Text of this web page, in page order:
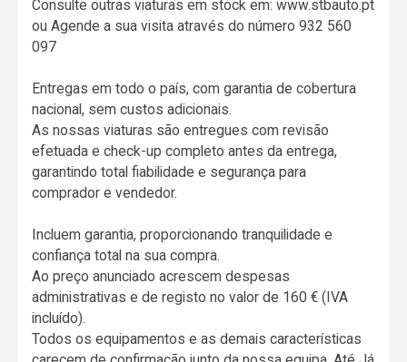
Consulte outras viaturas em stock em: www.stbauto.pt
ou Agende a sua visita através do número 932 560
097
Entregas em todo o país, com garantia de cobertura
nacional, sem custos adicionais.
As nossas viaturas são entregues com revisão
efetuada e check-up completo antes da entrega,
garantindo total fiabilidade e segurança para
comprador e vendedor.
Incluem garantia, proporcionando tranquilidade e
confiança total na sua compra.
Ao preço anunciado acrescem despesas
administrativas e de registo no valor de 160 € (IVA
incluído).
Todos os equipamentos e as demais características